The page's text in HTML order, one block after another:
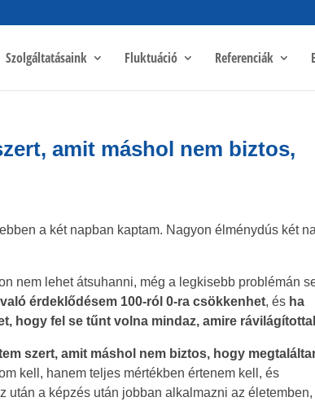
Szolgáltatásaink Fluktuáció Referenciák
amit máshol nem biztos,
a két napban kaptam. Nagyon élménydús két
nem lehet átsuhanni, még a legkisebb problémán
érdeklődésem 100-ról 0-ra csökkenhet, és ha
hogy fel se tűnt volna mindaz, amire
szert, amit máshol nem biztos, hogy
kell, hanem teljes mértékben értenem kell, és
után a képzés után jobban alkalmazni az életemben,